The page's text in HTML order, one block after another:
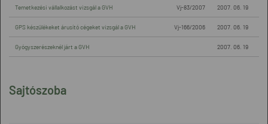
Sajtószoba
2007. 06. 19
Temetkezési vállalkozást vizsgál a GVH Vj-83/2007
2007. 06. 19
GPS készülékeket árusító cégeket vizsgál a GVH Vj-166/2006
2007. 06. 19
Gyógyszerészeknél járt a GVH